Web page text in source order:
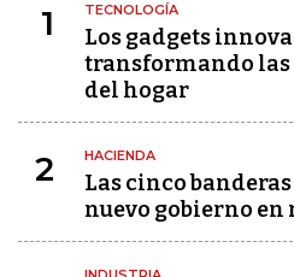
1 TECNOLOGÍA
Los gadgets
transformando
del hogar
2 HACIENDA
Las cinco
nuevo gobierno